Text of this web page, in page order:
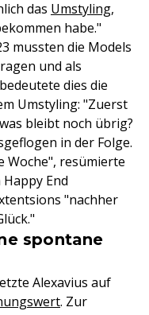
das Umstyling,
habe."
mussten die Models
und als
dies die
Umstyling: "Zuerst
bleibt noch übrig?
in der Folge.
Woche", resümierte
End
"nachher
spontane
Alexavius auf
. Zur